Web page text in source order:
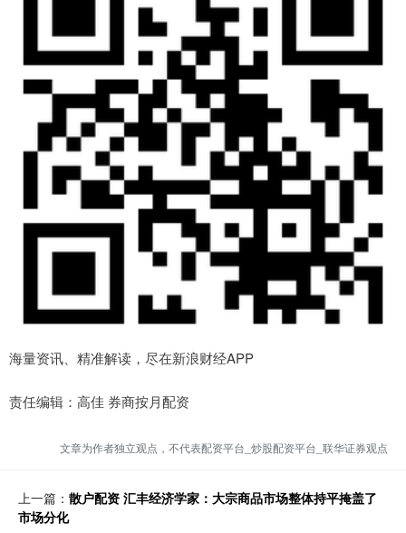
海量资讯、精准解读，尽在新浪财经APP
责任编辑：高佳 券商按月配资
文章为作者独立观点，不代表配资平台_炒股配资平台_联华证券观点
上一篇： 散户配资 汇丰经济学家：大宗商品市场整体持平掩盖了
市场分化